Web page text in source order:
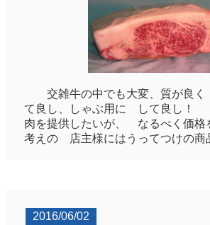
交雑牛の中でも大変、質が良く
て良し、しゃぶ用に して良し
肉を提供したいが、 なるべく価格
考えの 店主様にはうってつけの
2016/06/02